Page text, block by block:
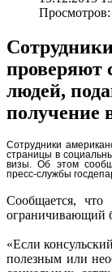
Просмотров:
проверяют
людей,
получение
Сотрудники
страницы в
визы. Об этом
пресс-службы
Сообщается,
ограничивающий
«Если
полезным или